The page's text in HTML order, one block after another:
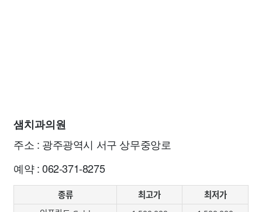
샘치과의원
주소 : 광주광역시 서구 상무중앙로
예약 : 062-371-8275
종류 최고가
최저가